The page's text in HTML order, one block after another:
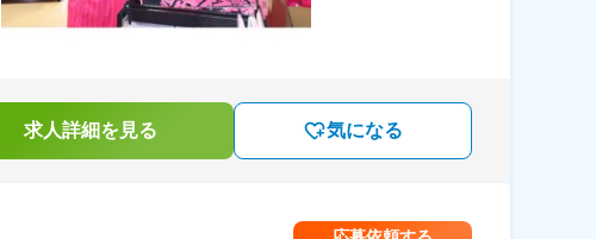
求人詳細を見る 気になる